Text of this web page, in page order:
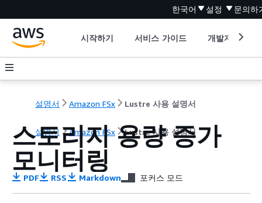
한국어 설정 문의하
시작하기 서비스 가이드 개발자 도구
설명서 Amazon FSx Lustre 사용 설명서
설명서 Amazon FSx Lustre 사용 설명서
스토리지 용량 증가
모니터링
PDF RSS Markdown 포커스 모드